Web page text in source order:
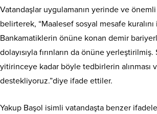
Vatandaşlar uygulamanın yerinde ve
belirterek, “Maalesef sosyal mesafe
Bankamatiklerin önüne konan demir
dolayısıyla fırınların da önüne yerleştirilmiş.
yitirinceye kadar böyle tedbirlerin alınması
destekliyoruz.”diye ifade ettiler.
Yakup Başol isimli vatandaşta benzer